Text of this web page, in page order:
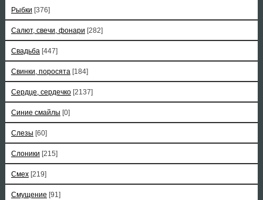
Рыбки [376]
Салют, свечи, фонари [282]
Свадьба [447]
Свинки, поросята [184]
Сердце, сердечко [2137]
Синие смайлы [0]
Слезы [60]
Слоники [215]
Смех [219]
Смущение [91]